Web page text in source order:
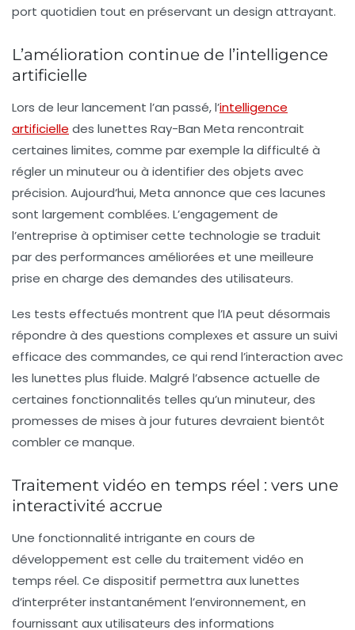
port quotidien tout en préservant un design attrayant.
L’amélioration continue de l’intelligence
artificielle
Lors de leur lancement l’an passé, l’intelligence
artificielle des lunettes Ray-Ban Meta rencontrait
certaines limites, comme par exemple la difficulté à
régler un minuteur ou à identifier des objets avec
précision. Aujourd’hui, Meta annonce que ces lacunes
sont largement comblées. L’engagement de
l’entreprise à optimiser cette technologie se traduit
par des performances améliorées et une meilleure
prise en charge des demandes des utilisateurs.
Les tests effectués montrent que l’IA peut désormais
répondre à des questions complexes et assure un suivi
efficace des commandes, ce qui rend l’interaction avec
les lunettes plus fluide. Malgré l’absence actuelle de
certaines fonctionnalités telles qu’un minuteur, des
promesses de mises à jour futures devraient bientôt
combler ce manque.
Traitement vidéo en temps réel : vers une
interactivité accrue
Une fonctionnalité intrigante en cours de
développement est celle du traitement vidéo en
temps réel. Ce dispositif permettra aux lunettes
d’interpréter instantanément l’environnement, en
fournissant aux utilisateurs des informations